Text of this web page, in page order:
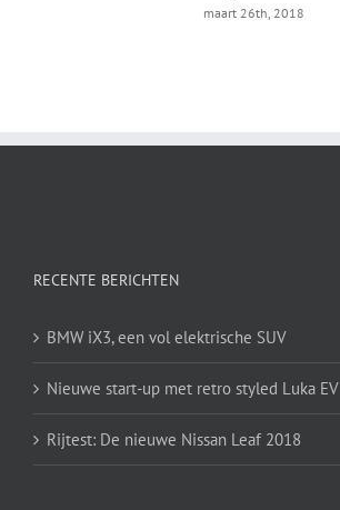
maart 26th, 2018
RECENTE BERICHTEN
BMW iX3, een vol elektrische SUV
Nieuwe start-up met retro styled Luka EV
Rijtest: De nieuwe Nissan Leaf 2018